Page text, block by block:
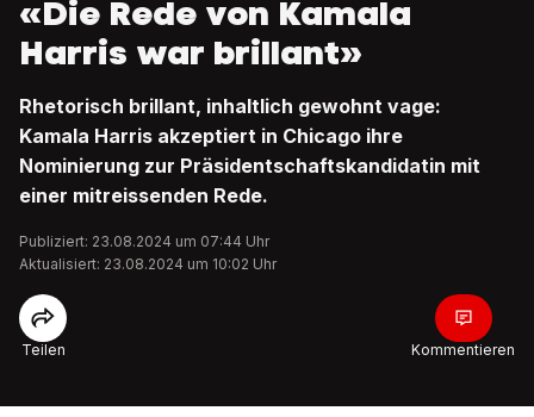
«Die Rede von Kamala
Harris war brillant»
Rhetorisch brillant, inhaltlich gewohnt vage:
Kamala Harris akzeptiert in Chicago ihre
Nominierung zur Präsidentschaftskandidatin mit
einer mitreissenden Rede.
Publiziert: 23.08.2024 um 07:44 Uhr
Aktualisiert: 23.08.2024 um 10:02 Uhr
Teilen Kommentieren